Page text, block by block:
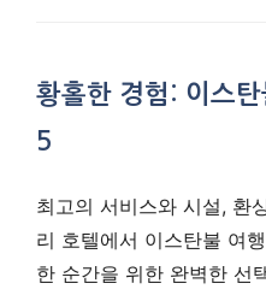
황홀한 경험: 이스
5
최고의 서비스와 시설, 환
리 호텔에서 이스탄불 여
한 순간을 위한 완벽한 선